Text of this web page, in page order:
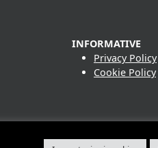
INFORMATIVE
Privacy Policy
Cookie Policy